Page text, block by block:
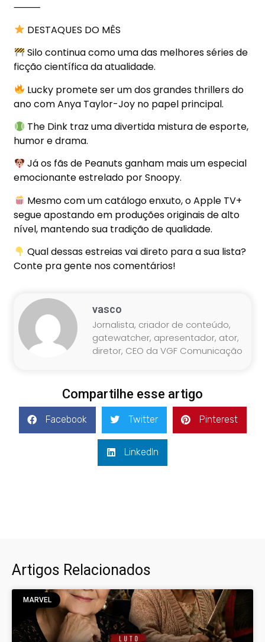
⸻
DESTAQUES DO MÊS
Silo continua como uma das melhores séries de
ficção científica da atualidade.
Lucky promete ser um dos grandes thrillers do
ano com Anya Taylor-Joy no papel principal.
The Dink traz uma divertida mistura de esporte,
humor e drama.
Já os fãs de Peanuts ganham mais um especial
emocionante estrelado por Snoopy.
Mesmo com um catálogo enxuto, o Apple TV+
segue apostando em produções originais de alto
nível, mantendo sua tradição de qualidade.
Qual dessas estreias vai direto para a sua lista?
Conte pra gente nos comentários!
vasco
Jornalista, criador de conteúdo,
gatewatcher, apresentador, ator,
diretor, CEO da VGF Comunicação
Compartilhe esse artigo
Facebook Twitter Pinterest
LinkedIn
Artigos Relacionados
MARVEL